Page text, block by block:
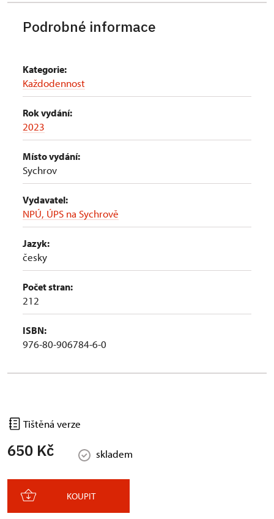
Podrobné informace
Kategorie:
Každodennost
Rok vydání:
2023
Místo vydání:
Sychrov
Vydavatel:
NPÚ, ÚPS na Sychrově
Jazyk:
česky
Počet stran:
212
ISBN:
976-80-906784-6-0
Tištěná verze
650 Kč skladem
KOUPIT